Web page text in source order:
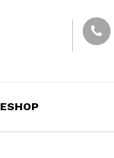
ESHOP